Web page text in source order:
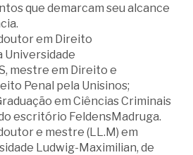
que demarcam seu alcance
em Direito
Universidade
mestre em Direito e
Penal pela Unisinos;
em Ciências Criminais
escritório FeldensMadruga.
e mestre (LL.M) em
Ludwig-Maximilian, de